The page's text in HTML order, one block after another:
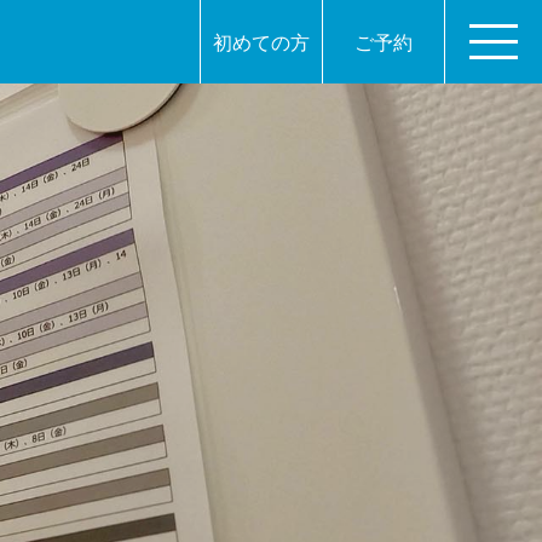
初めての方 ご予約